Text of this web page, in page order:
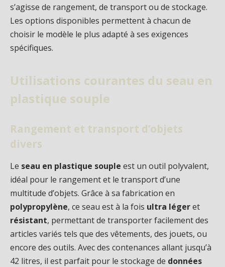
s’agisse de rangement, de transport ou de stockage.
Les options disponibles permettent à chacun de
choisir le modèle le plus adapté à ses exigences
spécifiques.
Utilisations courantes du seau en
plastique souple
Rangement et transport d’objets
divers
Le seau en plastique souple est un outil polyvalent,
idéal pour le rangement et le transport d’une
multitude d’objets. Grâce à sa fabrication en
polypropylène, ce seau est à la fois ultra légeret
résistant, permettant de transporter facilement des
articles variés tels que des vêtements, des jouets, ou
encore des outils. Avec des contenances allant jusqu’à
42 litres, il est parfait pour le stockage de données